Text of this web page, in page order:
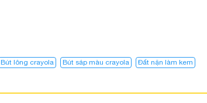
Bút lông crayola Bút sáp màu crayola Đất nặn làm kem